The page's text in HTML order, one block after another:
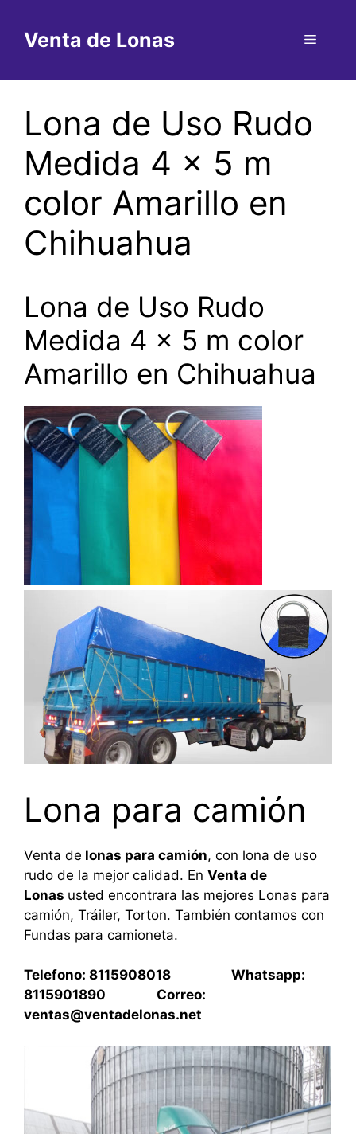
contenido
Venta de Lonas Menú
Lona de Uso Rudo
Medida 4 x 5 m
color Amarillo en
Chihuahua
Lona de Uso Rudo
Medida 4 x 5 m color
Amarillo en Chihuahua
Lona para camión
Venta de lonas para camión, con lona de uso
rudo de la mejor calidad. En Venta de
Lonas usted encontrara las mejores Lonas para
camión, Tráiler, Torton. También contamos con
Fundas para camioneta.
Telefono: 8115908018 Whatsapp:
8115901890 Correo:
ventas@ventadelonas.net